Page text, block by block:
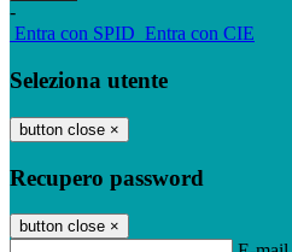
-
Entra con SPID Entra con CIE
Seleziona utente
button close ×
Recupero password
button close ×